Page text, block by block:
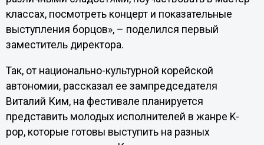
классах, посмотреть концерт и показательные
выступления борцов», – поделился первый
заместитель директора.
Так, от национально-культурной корейской
автономии, рассказал ее зампредседателя
Виталий Ким, на фестивале планируется
представить молодых исполнителей в жанре K-
pop, которые готовы выступить на разных